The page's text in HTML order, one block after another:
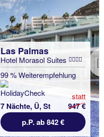
Las Palmas
Hotel Morasol Suites
99 % Weiterempfehlung
7 Nächte, Ü, St
statt
947 €
p.P. ab 842 €